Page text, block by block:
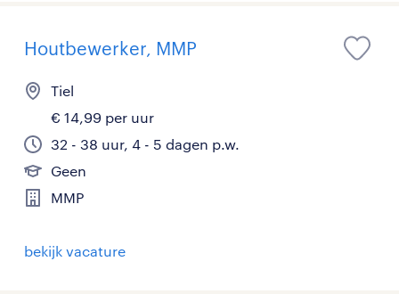
Houtbewerker, MMP
Tiel
€ 14,99 per uur
32 - 38 uur, 4 - 5 dagen p.w.
Geen
MMP
bekijk vacature